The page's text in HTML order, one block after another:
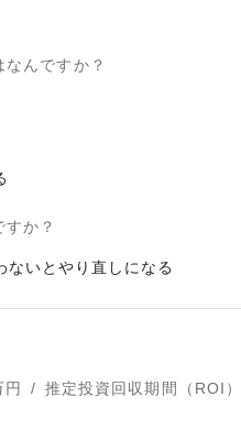
んですか？
か？
いとやり直しになる
円 / 推定投資回収期間（ROI）